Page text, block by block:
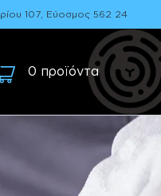
107, Εύοσμος 562 24
0 προϊόντα-